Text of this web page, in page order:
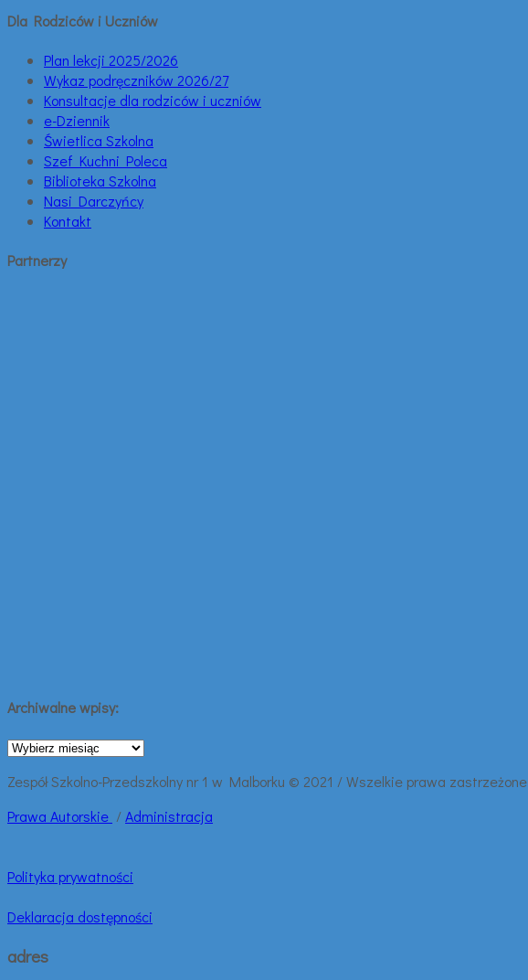
Dla Rodziców i Uczniów
Plan lekcji 2025/2026
Wykaz podręczników 2026/27
Konsultacje dla rodziców i uczniów
e-Dziennik
Świetlica Szkolna
Szef Kuchni Poleca
Biblioteka Szkolna
Nasi Darczyńcy
Kontakt
Partnerzy
Archiwalne wpisy:
Archiwalne
Zespół Szkolno-Przedszkolny nr 1 w Malborku © 2021 / Wszelkie prawa zastrzeżone
Prawa Autorskie /Administracja
Polityka prywatności
Deklaracja dostępności
adres